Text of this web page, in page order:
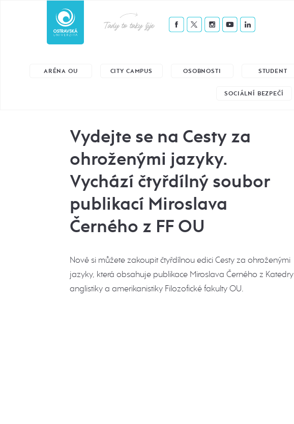
Tady to taky žije
ARÉNA OU CITY CAMPUS OSOBNOSTI STUDENT
SOCIÁLNÍ BEZPEČÍ
Vydejte se na Cesty za
ohroženými jazyky.
Vychází čtyřdílný soubor
publikací Miroslava
Černého z FF OU
Nově si můžete zakoupit čtyřdílnou edici Cesty za ohroženými
jazyky, která obsahuje publikace Miroslava Černého z Katedry
anglistiky a amerikanistiky Filozofické fakulty OU.